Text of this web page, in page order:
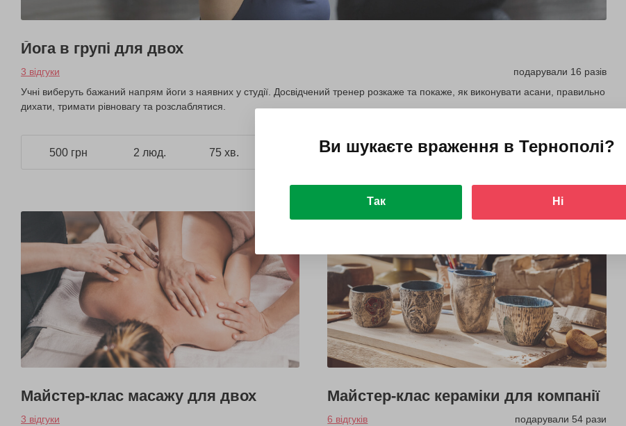
Йога в групі для двох
3 відгуки
подарували 16 разів
Учні виберуть бажаний напрям йоги з наявних у студії. Досвідчений тренер розкаже та покаже, як виконувати асани, правильно
дихати, тримати рівновагу та розслаблятися.
500 грн 2 люд. 75 хв. Купити для себе Подарувати
Майстер-клас масажу для двох
3 відгуки
Майстер-клас кераміки для компанії
6 відгуків
подарували 54 рази
Ви шукаєте враження в Тернополі?
Так Ні